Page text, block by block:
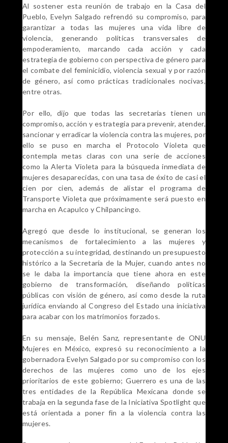
Al sostener esta reunión de trabajo en la Casa del
Pueblo, Evelyn Salgado refrendó su compromiso, para
garantizar a todas las mujeres una vida libre de
violencia, generando políticas transversales de
empoderamiento, marcando cada acción y cada
estrategia de gobierno con perspectiva de género para
el combate del feminicidio, violencia sexual y por razón
de género, así como prácticas tradicionales nocivas,
entre otras.
Por ello, dijo que todas las secretarías tienen un
compromiso, acción y estrategia para prevenir, atender,
sancionar y erradicar la violencia contra las mujeres, por
ello se puso en marcha el Protocolo Violeta que
contempla metas claras con una serie de acciones
como la Alerta Violeta para la búsqueda inmediata de
mujeres desaparecidas, con una tasa de éxito de casi el
cien por cien, además de alistar el programa de
Transporte Violeta que próximamente será puesto en
marcha en Acapulco y Chilpancingo.
Agregó que desde lo institucional, se generan los
mecanismos de fortalecimiento a las mujeres y
protección a su integridad, destinando un presupuesto
histórico a la Secretaría de la Mujer, cuando antes no
se le daba la importancia que tiene ahora en este
gobierno de transformación, diseñando políticas
públicas con visión de género, así como desde la ruta
jurídica enviando al Congreso del Estado una iniciativa
para acabar con los matrimonios forzados.
En su mensaje, Belén Sanz, representante de ONU
Mujeres en México, expresó su reconocimiento a la
gobernadora Evelyn Salgado por su compromiso con los
derechos de las mujeres como uno de los ejes
prioritarios de este gobierno; Guerrero es una de las
tres entidades de la República Mexicana donde se
trabaja en la segunda fase de la Iniciativa Spotlight que
está orientada a poner fin a la violencia contra las
mujeres.